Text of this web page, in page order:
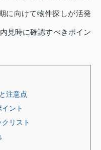
に向けて物件探しが活発
見時に確認すべきポイン
注意点
ント
リスト